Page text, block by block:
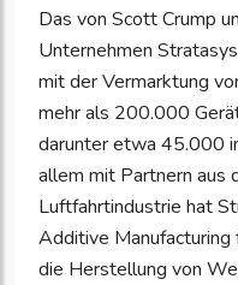
Das von Scott Crump
Unternehmen
mit der Vermarktung
mehr als 200.000
darunter etwa 45.000
allem mit Partnern aus
Luftfahrtindustrie hat
Additive
die Herstellung von